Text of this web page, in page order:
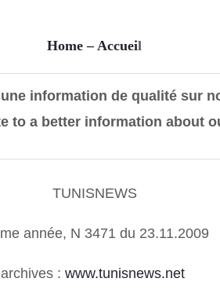
Home – Accueil
information de qualité sur
to a better information about
TUNISNEWS
année, N 3471 du 23.11.2009
archives : www.tunisnews.net